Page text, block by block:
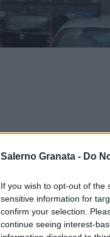
Salerno Granata - Do
If you wish to opt-out of the
sensitive information for
confirm your selection.
continue seeing interest-